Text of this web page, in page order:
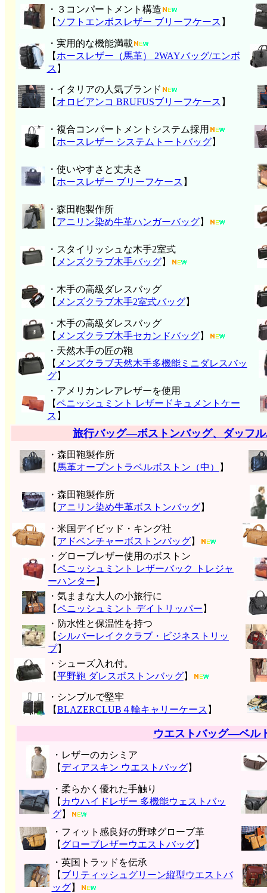
・３コンパートメント構造
【 ソフトエンボスレザー ブリーフケース 】
・実用的な機能満載
【 ホースレザー（馬革） 2WAYバッグ/エンボ
ス 】
・イタリアの人気ブランド
【 オロビアンコ BRUFUSブリーフケース 】
・複合コンパートメントシステム採用
【 ホースレザー システムトートバッグ】
・使いやすさと丈夫さ
【 ホースレザー ブリーフケース 】
・森田鞄製作所
【 アニリン染め牛革ハンガーバッグ】
・スタイリッシュな木手2室式
【 メンズクラブ木手バッグ】
・木手の高級ダレスバッグ
【 メンズクラブ木手2室式バッグ】
・木手の高級ダレスバッグ
【 メンズクラブ木手セカンドバッグ】
・天然木手の匠の鞄
【 メンズクラブ天然木手多機能ミニダレスバッ
グ】
・アメリカンレアレザーを使用
【ペニッシュミント レザードキュメントケー
ス 】
旅行バッグ―ボストンバッグ、ダッフ
・森田鞄製作所
【 馬革オープントラベルボストン（中） 】
・森田鞄製作所
【 アニリン染め牛革ボストンバッグ】
・米国デイビッド・キング社
【 アドベンチャーボストンバッグ】
・グローブレザー使用のボストン
【ペニッシュミント レザーバック トレジャ
ーハンター 】
・気ままな大人の小旅行に
【ペニッシュミント デイトリッパー 】
・防水性と保温性を持つ
【 シルバーレイククラブ・ビジネストリッ
プ】
・シューズ入れ付。
【平野鞄 ダレスボストンバッグ】
・シンプルで堅牢
【BLAZERCLUB４輪キャリーケース 】
ウエストバッグ―ベル
・レザーのカシミア
【 ディアスキン ウエストバッグ】
・柔らかく優れた手触り
【 カウハイドレザー 多機能ウェストバッ
グ】
・フィット感良好の野球グローブ革
【 グローブレザーウエストバッグ】
・英国トラッドを伝承
【 ブリティッシュグリーン縦型ウエストバ
ッグ】